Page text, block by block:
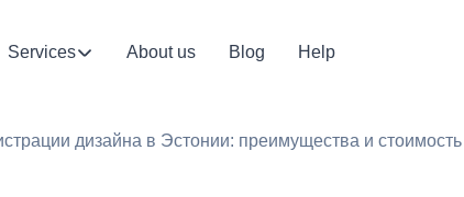
Services About us Blog Help
дизайна в Эстонии: преимущества и стоимость